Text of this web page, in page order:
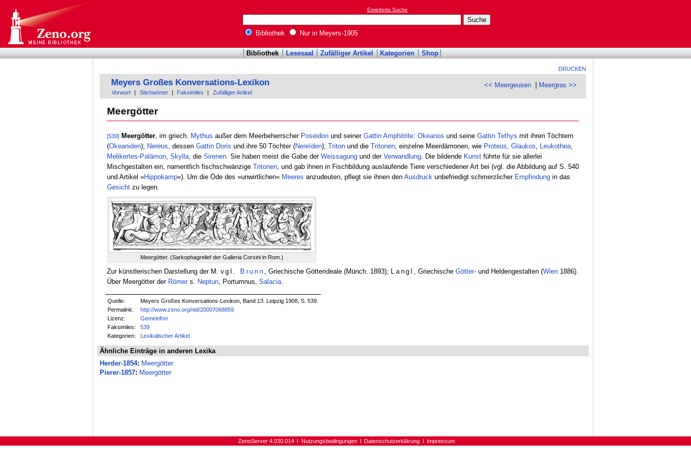
Erweiterte Suche
Bibliothek Nur in Meyers-1905
Bibliothek Lesesaal Zufälliger Artikel Kategorien Shop
DRUCKEN
<< Meergeusen Meergras >>
Meyers Großes Konversations-Lexikon
Vorwort Stichwörter Faksimiles Zufälliger Artikel
Meergötter
[539] Meergötter, im griech. Mythus außer dem Meerbeherrscher Poseidonund seiner Gattin Amphitrite: Okeanos und seine Gattin Tethys mit ihren Töchtern
(Okeaniden); Nereus , dessen Gattin Doris und ihre 50 Töchter (Nereïden); Tritonund die Tritonen; einzelne Meerdämonen, wie Proteus Glaukos Leukothea,
Melikertes-Palämon, Skylla, die Sirenen. Sie haben meist die Gabe der Weissagungund der Verwandlung. Die bildende Kunstführte für sie allerlei
Mischgestalten ein, namentlich fischschwänzige Tritonen, und gab ihnen in Fischbildung auslaufende Tiere verschiedener Art bei (vgl. die Abbildung auf S. 540
und Artikel »Hippokamp«). Um die Öde des »unwirtlichen« Meeres anzudeuten, pflegt sie ihnen den Ausdruck unbefriedigt schmerzlicher Empfindungin das
Gesichtzu legen.
Meergötter. (Sarkophagrelief der Galleria Corsini in Rom.)
Zur künstlerischen Darstellung der M. vgl. Brunn , Griechische Götterideale (Münch. 1893); Langl , Griechische Götter- und Heldengestalten (Wien1886).
Über Meergötter der Römers. Neptun, Portumnus, Salacia.
Quelle:
Meyers Großes Konversations-Lexikon, Band 13. Leipzig 1908, S. 539.
Permalink:
http://www.zeno.org/nid/20007068859
Lizenz:
Gemeinfrei
Faksimiles:
539
Kategorien:
Lexikalischer Artikel
Ähnliche Einträge in anderen Lexika
Herder-1854: Meergötter
Pierer-1857: Meergötter
ZenoServer 4.030.014 Nutzungsbedingungen Datenschutzerklärung Impressum